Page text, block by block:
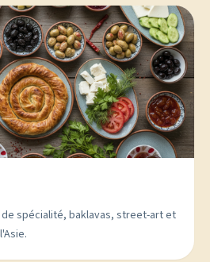
spécialité, baklavas, street-art et